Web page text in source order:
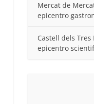
Mercat de
epicentro
Castell dels
epicentro